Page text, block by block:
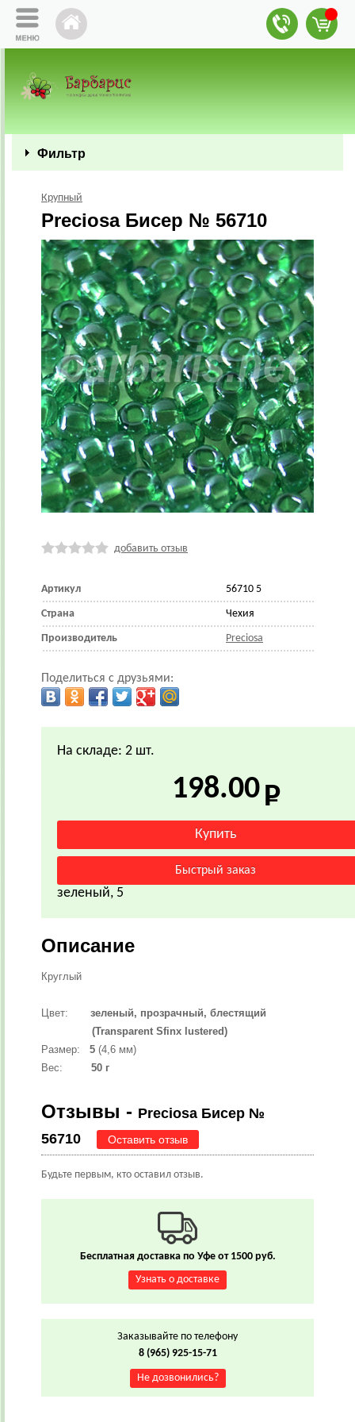
Фильтр
Крупный
Preciosa Бисер № 56710
добавить отзыв
Артикул 56710 5
Страна Чехия
Производитель Preciosa
Поделиться с друзьями:
На складе: 2 шт.
198.00
зеленый, 5
Описание
Круглый
Цвет: зеленый, прозрачный, блестящий
(Transparent Sfinx lustered)
Размер:
5 (4,6 мм)
Вес:
50 г
Отзывы - Preciosa Бисер №
56710
Оставить отзыв
Будьте первым, кто оставил отзыв.
Бесплатная доставка по Уфе от 1500 руб.
Узнать о доставке
Заказывайте по телефону
8 (965) 925-15-71
Не дозвонились?